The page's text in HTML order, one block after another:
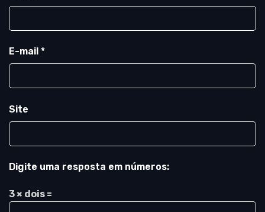
E-mail *
Site
Digite uma resposta em números:
3 × dois =